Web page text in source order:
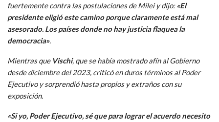
fuertemente contra las postulaciones de Milei y dijo: «El
presidente eligió este camino porque claramente está mal
asesorado. Los países donde no hay justicia flaquea la
democracia».
Mientras que Vischi, que se había mostrado afín al Gobierno
desde diciembre del 2023, criticó en duros términos al Poder
Ejecutivo y sorprendió hasta propios y extraños con su
exposición.
«Si yo, Poder Ejecutivo, sé que para lograr el acuerdo necesito